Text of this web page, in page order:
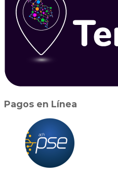
Pagos en Línea